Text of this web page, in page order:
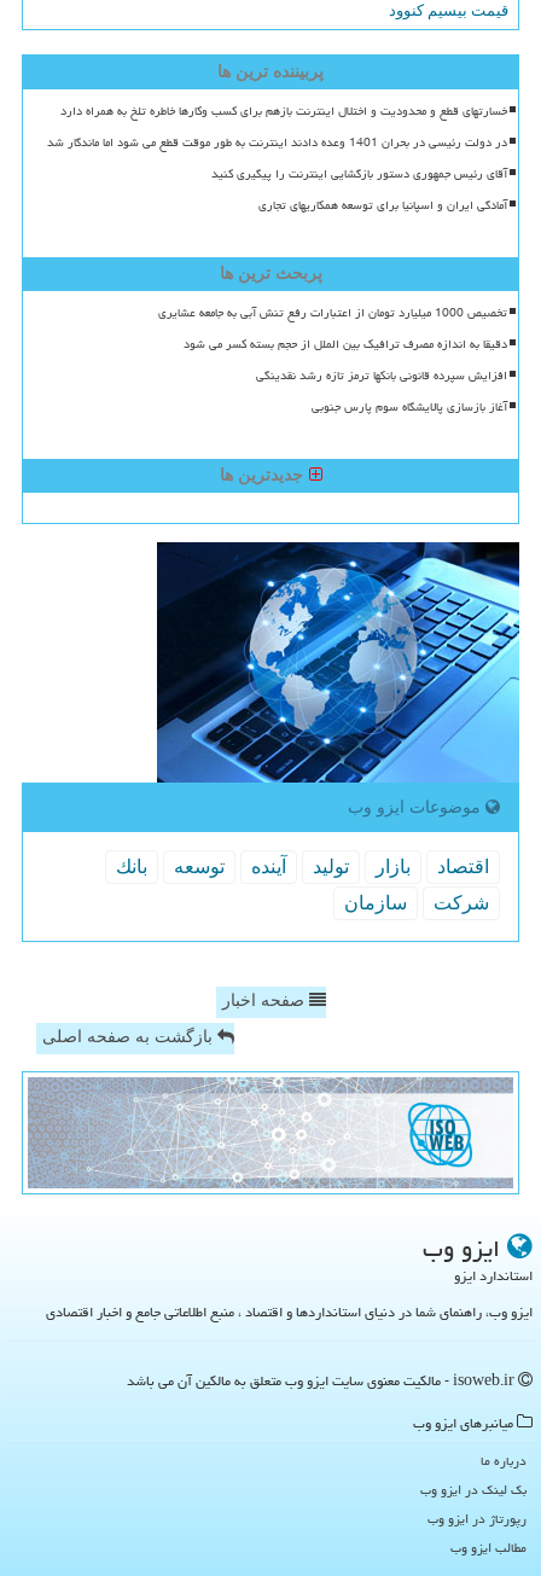
قیمت بیسیم کنوود
پربیننده ترین ها
خسارتهای قطع و محدودیت و اختلال اینترنت بازهم برای کسب وکارها خاطره تلخ به همراه دارد
در دولت رئیسی در بحران 1401 وعده دادند اینترنت به طور موقت قطع می شود اما ماندگار شد
آقای رئیس جمهوری دستور بازگشایی اینترنت را پیگیری کنید
آمادگی ایران و اسپانیا برای توسعه همکاریهای تجاری
پربحث ترین ها
تخصیص 1000 میلیارد تومان از اعتبارات رفع تنش آبی به جامعه عشایری
دقیقا به اندازه مصرف ترافیک بین الملل از حجم بسته کسر می شود
افزایش سپرده قانونی بانکها ترمز تازه رشد نقدینگی
آغاز بازسازی پالایشگاه سوم پارس جنوبی
جدیدترین ها
موضوعات ایزو وب
اقتصاد بازار تولید آینده توسعه
بانك
شركت
سازمان
صفحه اخبار
بازگشت به صفحه اصلی
ایزو وب
استاندارد ایزو
ایزو وب، راهنمای شما در دنیای استانداردها و اقتصاد ، منبع اطلاعاتی جامع و اخبار اقتصادی
میانبرهای ایزو وب
درباره ما
بک لینک در ایزو وب
رپورتاژ در ایزو وب
مطالب ایزو وب